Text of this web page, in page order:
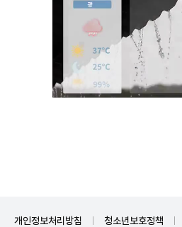
개인정보처리방침 청소년보호정책